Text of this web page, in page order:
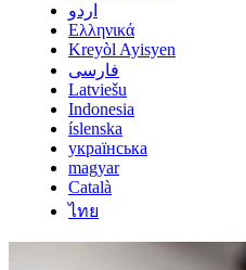
اردو
Ελληνικά
Kreyòl Ayisyen
فارسی
Latviešu
Indonesia
íslenska
українська
magyar
Català
ไทย